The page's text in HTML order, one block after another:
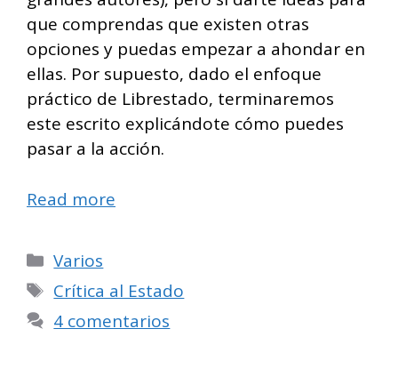
que comprendas que existen otras
opciones y puedas empezar a ahondar en
ellas. Por supuesto, dado el enfoque
práctico de Librestado, terminaremos
este escrito explicándote cómo puedes
pasar a la acción.
Read more
Categorías
Varios
Etiquetas
Crítica al Estado
4 comentarios